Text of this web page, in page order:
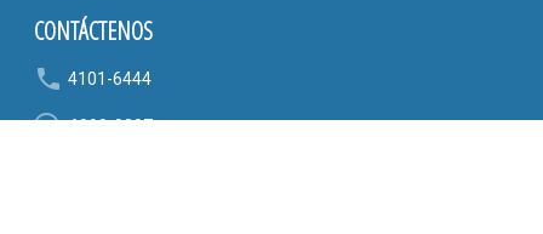
CONTÁCTENOS
phone 4101-6444
6090-9807